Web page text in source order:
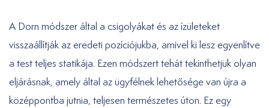
A Dorn módszer által a csigolyákat és az ízületeket
visszaállítják az eredeti pozíciójukba, amivel ki lesz egyenlítve
a test teljes statikája. Ezen módszert tehát tekinthetjük olyan
eljárásnak, amely által az ügyfélnek lehetősége van újra a
középpontba jutnia, teljesen természetes úton. Ez egy